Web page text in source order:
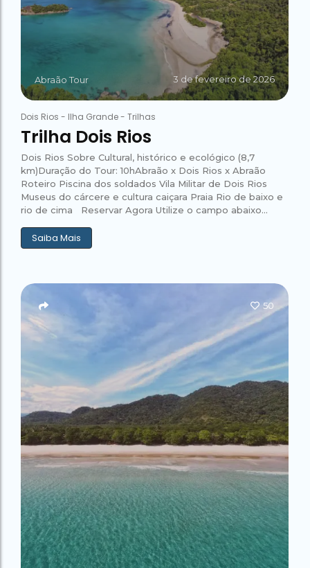
Abraão Tour 3 de fevereiro de 2026
Dois Rios - Ilha Grande- Trilhas
Trilha Dois Rios
Dois Rios Sobre Cultural, histórico e ecológico (8,7
km)Duração do Tour: 10hAbraão x Dois Rios x Abraão
Roteiro Piscina dos soldados Vila Militar de Dois Rios
Museus do cárcere e cultura caiçara Praia Rio de baixo e
rio de cima Reservar Agora Utilize o campo abaixo...
Saiba Mais
50